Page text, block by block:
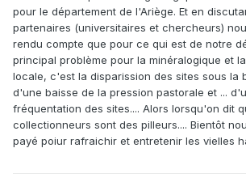
pour le département de l'Ariège. Et en
partenaires (universitaires et chercheurs)
rendu compte que pour ce qui est de notre
principal problème pour la minéralogique et
locale, c'est la disparission des sites sous la
d'une baisse de la pression pastorale et ...
fréquentation des sites.... Alors lorsqu'on dit
collectionneurs sont des pilleurs.... Bientôt
payé poiur rafraichir et entretenir les vielles